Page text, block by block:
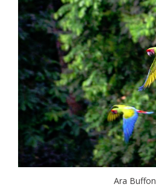
Ara Buffon